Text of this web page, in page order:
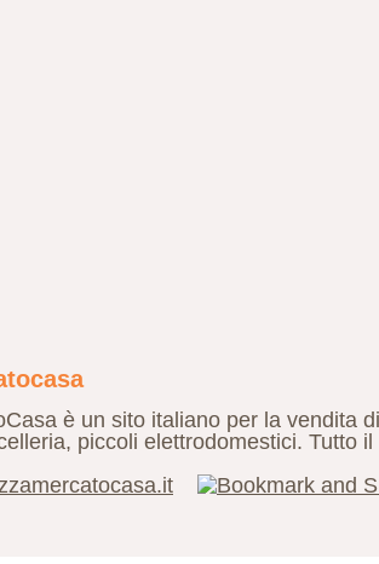
è un sito italiano per la vendita
piccoli elettrodomestici. Tutto